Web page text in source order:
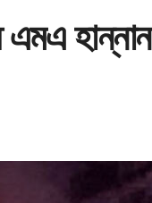
এমএ হান্নান